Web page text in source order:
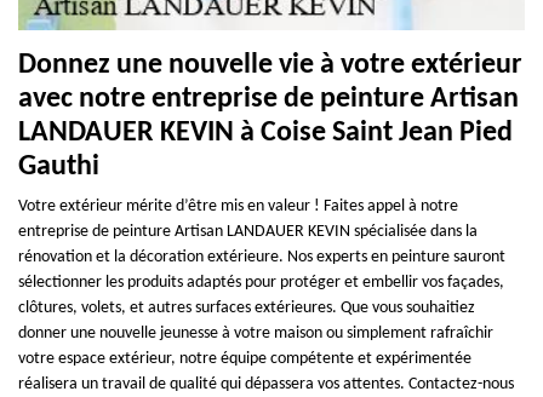
Donnez une nouvelle vie à votre extérieur
avec notre entreprise de peinture Artisan
LANDAUER KEVIN à Coise Saint Jean Pied
Gauthi
Votre extérieur mérite d’être mis en valeur ! Faites appel à notre
entreprise de peinture Artisan LANDAUER KEVIN spécialisée dans la
rénovation et la décoration extérieure. Nos experts en peinture sauront
sélectionner les produits adaptés pour protéger et embellir vos façades,
clôtures, volets, et autres surfaces extérieures. Que vous souhaitiez
donner une nouvelle jeunesse à votre maison ou simplement rafraîchir
votre espace extérieur, notre équipe compétente et expérimentée
réalisera un travail de qualité qui dépassera vos attentes. Contactez-nous